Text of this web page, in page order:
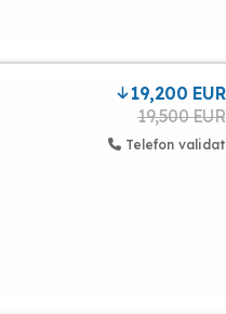
19,200 EUR
19,500 EUR
Telefon validat